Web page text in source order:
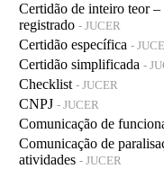
Certidão de inteiro teor
registrado - JUCER
Certidão específica -
Certidão simplificada -
Checklist - JUCER
CNPJ - JUCER
Comunicação de
Comunicação de
atividades - JUCER